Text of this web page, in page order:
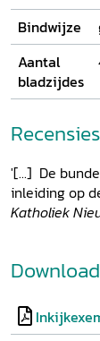
Bindwijze
Aantal
bladzijdes
Recensies
'[...] De
inleiding op
Katholiek